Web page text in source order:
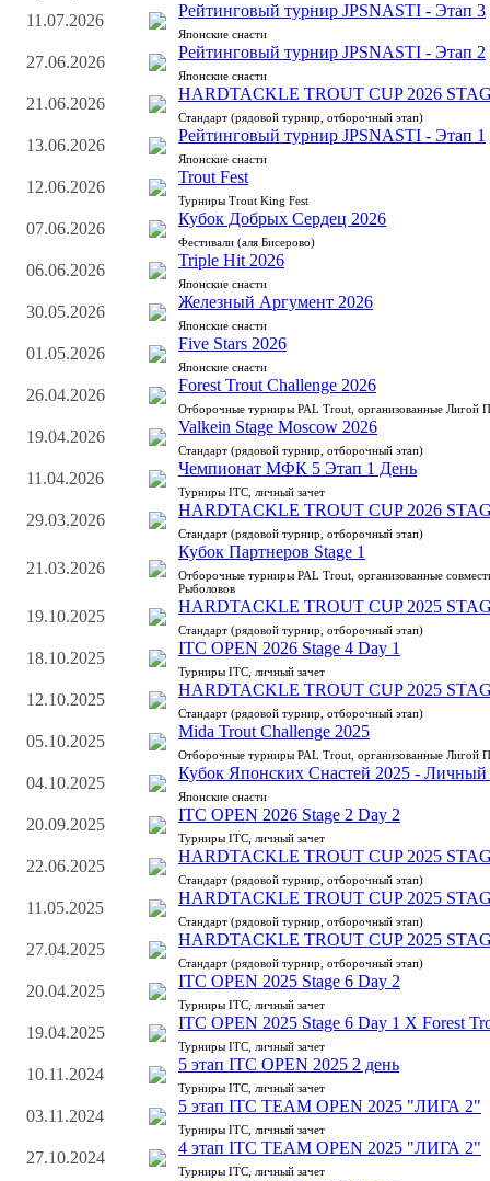
11.07.2026
Рейтинговый турнир JPSNASTI - Этап 3
Японские снасти
27.06.2026
Рейтинговый турнир JPSNASTI - Этап 2
Японские снасти
21.06.2026
HARDTACKLE TROUT CUP 2026
Стандарт (рядовой турнир, отборочный этап)
13.06.2026
Рейтинговый турнир JPSNASTI - Этап 1
Японские снасти
12.06.2026
Trout Fest
Турниры Trout King Fest
07.06.2026
Кубок Добрых Сердец 2026
Фестивали (аля Бисерово)
06.06.2026
Triple Hit 2026
Японские снасти
30.05.2026
Железный Аргумент 2026
Японские снасти
01.05.2026
Five Stars 2026
Японские снасти
26.04.2026
Forest Trout Challenge 2026
Отборочные турниры PAL Trout, организованные Лигой
19.04.2026
Valkein Stage Moscow 2026
Стандарт (рядовой турнир, отборочный этап)
11.04.2026
Чемпионат МФК 5 Этап 1 День
Турниры ITC, личный зачет
29.03.2026
HARDTACKLE TROUT CUP 2026
Стандарт (рядовой турнир, отборочный этап)
21.03.2026
Кубок Партнеров Stage 1
Отборочные турниры PAL Trout, организованные
Рыболовов
19.10.2025
HARDTACKLE TROUT CUP 2025
Стандарт (рядовой турнир, отборочный этап)
18.10.2025
ITC OPEN 2026 Stage 4 Day 1
Турниры ITC, личный зачет
12.10.2025
HARDTACKLE TROUT CUP 2025
Стандарт (рядовой турнир, отборочный этап)
05.10.2025
Mida Trout Challenge 2025
Отборочные турниры PAL Trout, организованные Лигой
04.10.2025
Кубок Японских Снастей 2025 - Личный
Японские снасти
20.09.2025
ITC OPEN 2026 Stage 2 Day 2
Турниры ITC, личный зачет
22.06.2025
HARDTACKLE TROUT CUP 2025
Стандарт (рядовой турнир, отборочный этап)
11.05.2025
HARDTACKLE TROUT CUP 2025
Стандарт (рядовой турнир, отборочный этап)
27.04.2025
HARDTACKLE TROUT CUP 2025
Стандарт (рядовой турнир, отборочный этап)
20.04.2025
ITC OPEN 2025 Stage 6 Day 2
Турниры ITC, личный зачет
19.04.2025
ITC OPEN 2025 Stage 6 Day 1 X Forest
Турниры ITC, личный зачет
10.11.2024
5 этап ITC OPEN 2025 2 день
Турниры ITC, личный зачет
03.11.2024
5 этап ITC TEAM OPEN 2025 "ЛИГА 2"
Турниры ITC, личный зачет
27.10.2024
4 этап ITC TEAM OPEN 2025 "ЛИГА 2"
Турниры ITC, личный зачет